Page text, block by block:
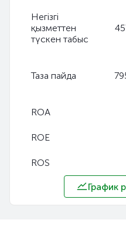
Негізгі
қызметтен
түскен табыс
Таза пайда
ROA
ROE
ROS
График